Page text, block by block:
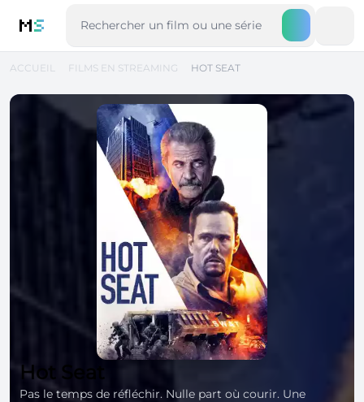
MS
ACCUEIL FILMS EN STREAMING HOT SEAT
Hot Seat
Pas le temps de réfléchir. Nulle part où courir. Une